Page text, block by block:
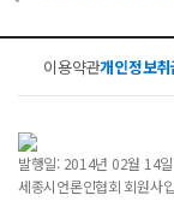
이용약관개인정보취
발행일: 2014년 02월 14
세종시언론인협회 회원사